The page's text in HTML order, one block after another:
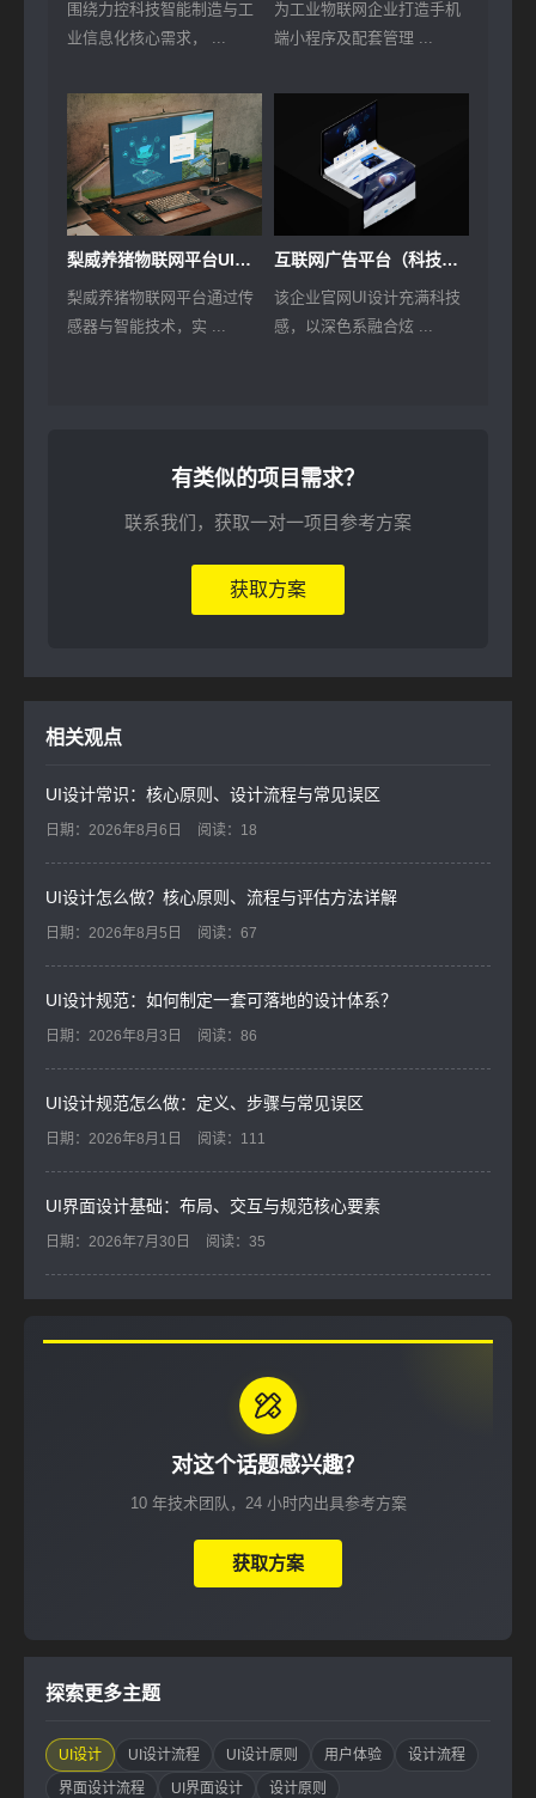
围绕力控科技智能制造与工
业信息化核心需求， ...
为工业物联网企业打造手机
端小程序及配套管理 ...
梨威养猪物联网平台UI界面设计
梨威养猪物联网平台通过传
感器与智能技术，实 ...
互联网广告平台（科技感官网）UI设计
该企业官网UI设计充满科技
感，以深色系融合炫 ...
有类似的项目需求？
联系我们，获取一对一项目参考方案
获取方案
相关观点
UI设计常识：核心原则、设计流程与常见误区
日期：2026年8月6日 阅读：18
UI设计怎么做？核心原则、流程与评估方法详解
日期：2026年8月5日 阅读：67
UI设计规范：如何制定一套可落地的设计体系？
日期：2026年8月3日 阅读：86
UI设计规范怎么做：定义、步骤与常见误区
日期：2026年8月1日 阅读：111
UI界面设计基础：布局、交互与规范核心要素
日期：2026年7月30日 阅读：35
对这个话题感兴趣？
10 年技术团队，24 小时内出具参考方案
获取方案
探索更多主题
UI设计 UI设计流程 UI设计原则 用户体验
设计流程
界面设计流程
UI界面设计 设计原则